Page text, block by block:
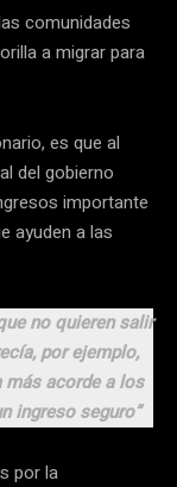
comunidades
a migrar para
es que al
del gobierno
importante
ayuden a las
no quieren salir
por ejemplo,
acorde a los
ingreso seguro”
por la